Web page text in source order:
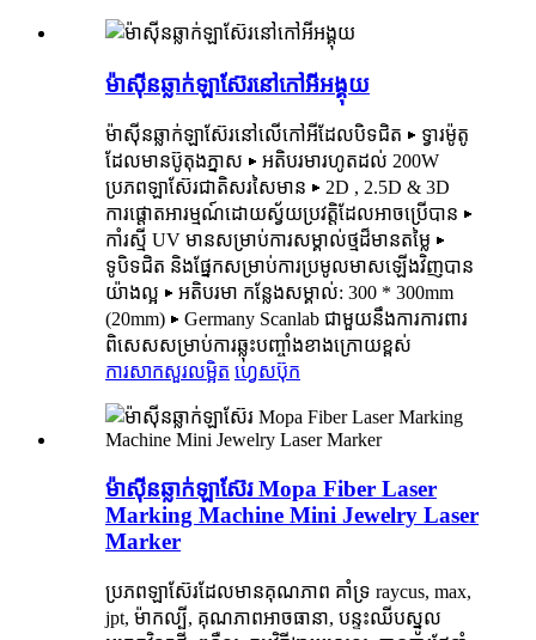
ម៉ាស៊ីនឆ្លាក់ឡាស៊ែរនៅកៅអីអង្គុយ
ម៉ាស៊ីនឆ្លាក់ឡាស៊ែរនៅលើកៅអីដែលបិទជិត ▶ ទ្វារម៉ូតូ
ដែលមានប៊ូតុងភ្នាស ▶ អតិបរមារហូតដល់ 200W
ប្រភពឡាស៊ែរជាតិសរសៃមាន ▶ 2D , 2.5D & 3D
ការផ្តោតអារម្មណ៍ដោយស្វ័យប្រវត្តិដែលអាចប្រើបាន ▶
កាំរស្មី UV មានសម្រាប់ការសម្គាល់ថ្មដ៏មានតម្លៃ ▶
ទូបិទជិត និងផ្នែកសម្រាប់ការប្រមូលមាសឡើងវិញបាន
យ៉ាងល្អ ▶ អតិបរមា កន្លែងសម្គាល់: 300 * 300mm
(20mm) ▶ Germany Scanlab ជាមួយនឹងការការពារ
ពិសេសសម្រាប់ការឆ្លុះបញ្ចាំងខាងក្រោយខ្ពស់
ការសាកសួរលម្អិត ហ្វេសប៊ុក
ម៉ាស៊ីនឆ្លាក់ឡាស៊ែរ Mopa Fiber Laser
Marking Machine Mini Jewelry Laser
Marker
ប្រភពឡាស៊ែរដែលមានគុណភាព គាំទ្រ raycus, max,
jpt, ម៉ាកល្បី, គុណភាពអាចធានា, បន្ទះឈីបស្នូល